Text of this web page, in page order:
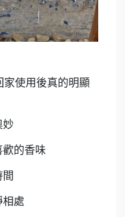
家使用後真的明顯
妙
歡的香味
相處